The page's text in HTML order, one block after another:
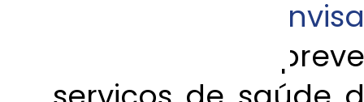
GVIMS/GGTES/
medidas de